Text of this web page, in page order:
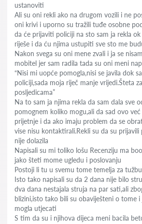
ustanoviti
Ali su oni rekli ako na drugom vozili i ne
oni krivi i uporno su tražili tuđe osobne
da će prijaviti policiji na sto sam ja rekla
riješe i da ću njima ustupiti sve sto me
Nakon svega su oni mene zvali i ja se
mobitel jer sam radila tada su oni meni
“Nisi mi uopće pomogla,nisi se javila dok
policiji,sada moja riječ manje vrijedi.Šteta
posljedicama”
Na to sam ja njima rekla da sam dala sve
pomognem koliko mogu,ali da sad ovo
prijetnje i da ako imaju problem da se
vise nisu kontaktirali.Rekli su da su
nije dolazila
Napisali su mi toliko lošu Recenziju ma
jako šteti mome ugledu i poslovanju
Postoji li tu u svemu tome temelja za
Isto tako napisali su da 2 dana nije bilo
dva dana nestajala struja na par sati,ali
blizini,isto tako bili su obaviješteni o tome i
mogla utjecati
S tim da su i njihova dijeca meni bacila